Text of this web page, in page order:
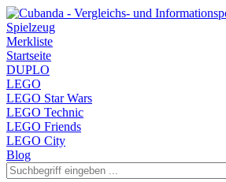
Merkliste
Startseite
DUPLO
LEGO
LEGO Star Wars
LEGO Technic
LEGO Friends
LEGO City
Blog